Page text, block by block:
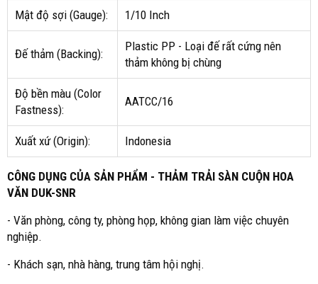
Mật độ sợi (Gauge): 1/10 Inch
Đế thảm (Backing):
Plastic PP - Loại đế rất cứng nên
thảm không bị chùng
Độ bền màu (Color
Fastness):
AATCC/16
Xuất xứ (Origin): Indonesia
CÔNG DỤNG CỦA SẢN PHẨM - THẢM TRẢI SÀN CUỘN HOA
VĂN DUK-SNR
- Văn phòng, công ty, phòng họp, không gian làm việc chuyên
nghiệp.
- Khách sạn, nhà hàng, trung tâm hội nghị.